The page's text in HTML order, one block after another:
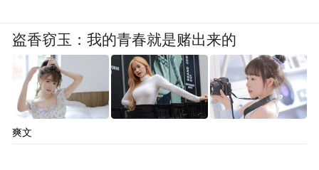
盗香窃玉：我的青春就是赌出来的
爽文